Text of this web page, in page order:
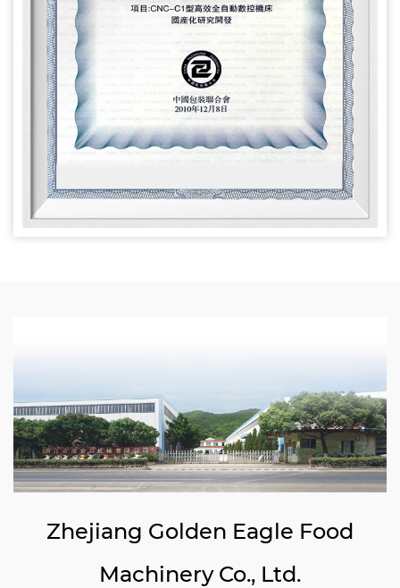
Zhejiang Golden Eagle Food
Machinery Co., Ltd.